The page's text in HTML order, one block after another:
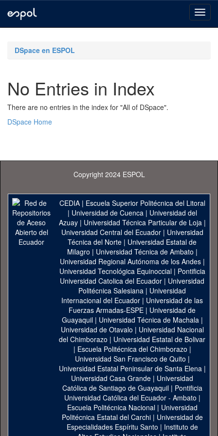
navigationDSpace en ESPOL
No Entries in Index
There are no entries in the index for "All of DSpace".
DSpace Home
Copyright 2024 ESPOL
CEDIA| Escuela Superior Politécnica del Litoral
| Universidad de Cuenca| Universidad del
Azuay| Universidad Técnica Particular de Loja|
Universidad Central del Ecuador| Universidad
Técnica del Norte | Universidad Estatal de
Milagro | Universidad Técnica de Ambato |
Universidad Regional Autónoma de los Andes|
Universidad Tecnológica Equinoccial| Pontificia
Universidad Catolica del Ecuador | Universidad
Politécnica Salesiana | Universidad
Internacional del Ecuador | Universidad de las
Fuerzas Armadas-ESPE | Universidad de
Guayaquil| Universidad Técnica de Machala|
Universidad de Otavalo | Universidad Nacional
del Chimborazo | Universidad Estatal de Bolivar
| Escuela Politécnica del Chimborazo |
Universidad San Francisco de Quito |
Universidad Estatal Peninsular de Santa Elena|
Universidad Casa Grande | Universidad
Católica de Santiago de Guayaquil| Pontificia
Universidad Católica del Ecuador - Ambato |
Escuela Politécnica Nacional| Universidad
Politécnica Estatal del Carchi| Universidad de
Especialidades Espíritu Santo | Instituto de